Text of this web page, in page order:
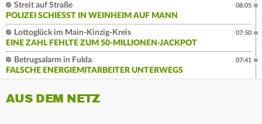
Streit auf Straße
POLIZEI SCHIESST IN WEINHEIM AUF MANN
08:05
Lottoglück im Main-Kinzig-Kreis
EINE ZAHL FEHLTE ZUM 50-MILLIONEN-JACKPOT
07:50
Betrugsalarm in Fulda
FALSCHE ENERGIEMITARBEITER UNTERWEGS
07:41
AUS DEM NETZ